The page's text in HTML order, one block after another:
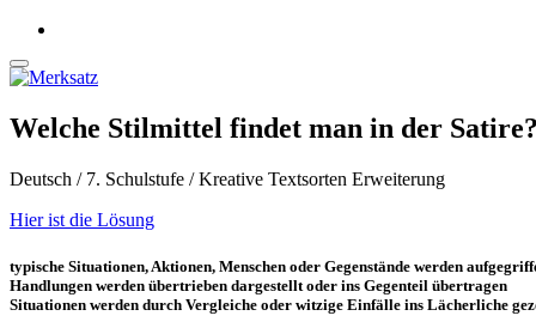
Welche Stilmittel findet man in der Satire?
Deutsch / 7. Schulstufe / Kreative Textsorten Erweiterung
Hier ist die Lösung
typische Situationen, Aktionen, Menschen oder Gegenstände werden
Handlungen werden übertrieben dargestellt oder ins Gegenteil übertragen
Situationen werden durch Vergleiche oder witzige Einfälle ins Lächerliche